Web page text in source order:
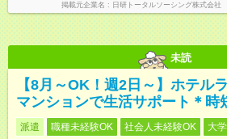
掲載元企業名 日研トータルソーシング株式会
未読
【8月～OK！週2日～】ホテル
マンションで生活サポート＊時
派遣 職種未経験OK 社会人未経験OK 大